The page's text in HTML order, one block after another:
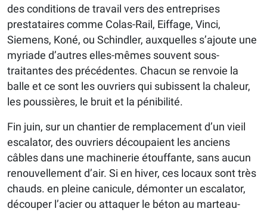
des conditions de travail vers des entreprises
prestataires comme Colas-Rail, Eiffage, Vinci,
Siemens, Koné, ou Schindler, auxquelles s’ajoute une
myriade d’autres elles-mêmes souvent sous-
traitantes des précédentes. Chacun se renvoie la
balle et ce sont les ouvriers qui subissent la chaleur,
les poussières, le bruit et la pénibilité.
Fin juin, sur un chantier de remplacement d’un vieil
escalator, des ouvriers découpaient les anciens
câbles dans une machinerie étouffante, sans aucun
renouvellement d’air. Si en hiver, ces locaux sont très
chauds. en pleine canicule, démonter un escalator,
découper l’acier ou attaquer le béton au marteau-